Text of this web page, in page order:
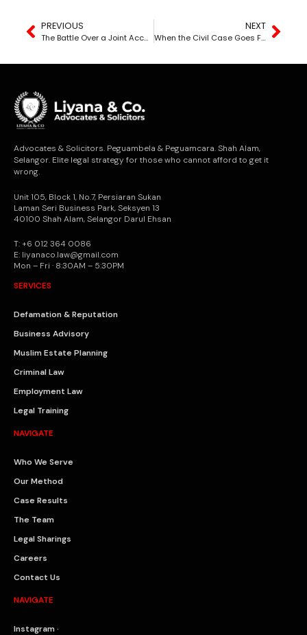
PREVIOUS
The Battle Over a Joint Account — When “Your Name Is There” Is Mistaken for Absolute Ownership
NEXT
When the Civil Case Goes First — The Right to Remain Silent Becomes the Victim
Advocates & Solicitors. Peguambela & Peguamcara. Shah Alam,
Selangor. Elite legal strategy for those who cannot afford to get it
wrong.
Unit 105, Block 1, No.7, Persiaran Sukan
Laman Seri Business Park, Seksyen 13
40100 Shah Alam, Selangor Darul Ehsan
T: +6 012 364 0086
E: liyanaco.law@gmail.com
Mon – Fri · 8:30AM – 5:30PM
SERVICES
Defamation & Reputation
Business Advisory
Muslim Estate Planning
Criminal Law
Employment Law
Legal Training
NAVIGATE
Who We Serve
Our Method
Case Results
The Team
Legal Sharings
Careers
Contact Us
NAVIGATE
Instagram ·